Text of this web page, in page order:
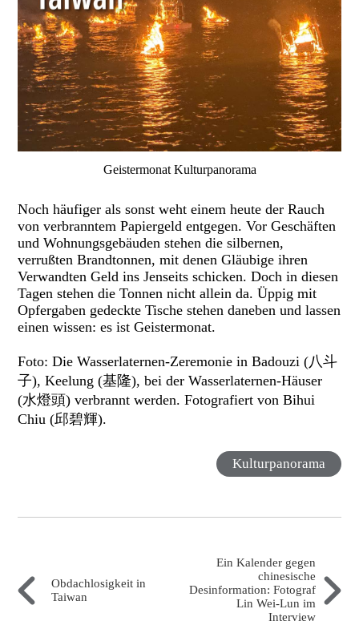
Geistermonat Kulturpanorama
Noch häufiger als sonst weht einem heute der Rauch
von verbranntem Papiergeld entgegen. Vor Geschäften
und Wohnungsgebäuden stehen die silbernen,
verrußten Brandtonnen, mit denen Gläubige ihren
Verwandten Geld ins Jenseits schicken. Doch in diesen
Tagen stehen die Tonnen nicht allein da. Üppig mit
Opfergaben gedeckte Tische stehen daneben und lassen
einen wissen: es ist Geistermonat.
Foto: Die Wasserlaternen-Zeremonie in Badouzi (八斗
子), Keelung (基隆), bei der Wasserlaternen-Häuser
(水燈頭) verbrannt werden. Fotografiert von Bihui
Chiu (邱碧輝).
Kulturpanorama
Obdachlosigkeit in
Taiwan
Ein Kalender gegen
chinesische
Desinformation: Fotograf
Lin Wei-Lun im
Interview